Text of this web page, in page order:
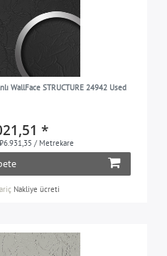
WallFace STRUCTURE 24942 Used
*
/ Metrekare
Nakliye ücreti